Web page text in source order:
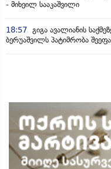
- მიხეილ სააკაშვილი
18:57 გიგა ავალიანის
ბერუაშვილს პატიმრობა